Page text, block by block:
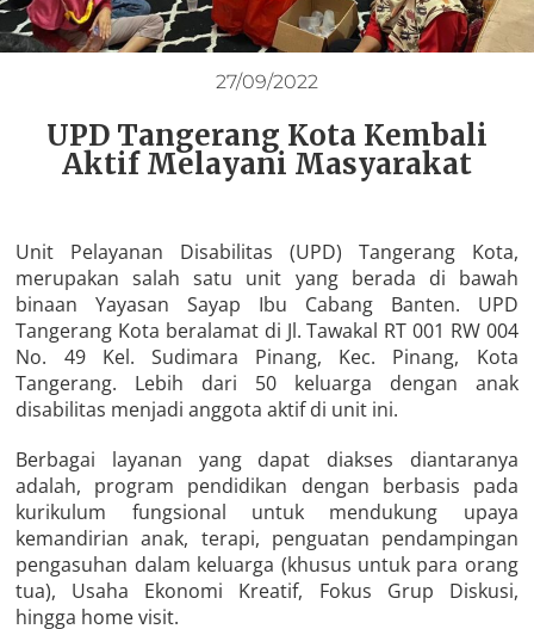
27/09/2022
UPD Tangerang Kota Kembali
Aktif Melayani Masyarakat
Unit Pelayanan Disabilitas (UPD) Tangerang Kota,
merupakan salah satu unit yang berada di bawah
binaan Yayasan Sayap Ibu Cabang Banten. UPD
Tangerang Kota beralamat di Jl. Tawakal RT 001 RW 004
No. 49 Kel. Sudimara Pinang, Kec. Pinang, Kota
Tangerang. Lebih dari 50 keluarga dengan anak
disabilitas menjadi anggota aktif di unit ini.
Berbagai layanan yang dapat diakses diantaranya
adalah, program pendidikan dengan berbasis pada
kurikulum fungsional untuk mendukung upaya
kemandirian anak, terapi, penguatan pendampingan
pengasuhan dalam keluarga (khusus untuk para orang
tua), Usaha Ekonomi Kreatif, Fokus Grup Diskusi,
hingga home visit.